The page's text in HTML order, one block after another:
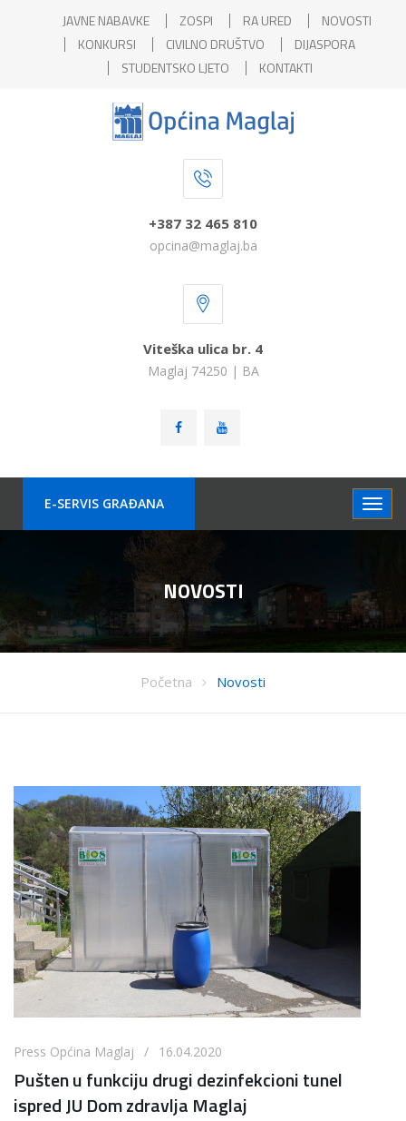
JAVNE NABAVKE ZOSPI RA URED
NOVOSTI
KONKURSI
CIVILNO DRUŠTVO
DIJASPORA
STUDENTSKO LJETO
KONTAKTI
+387 32 465 810
opcina@maglaj.ba
Viteška ulica br. 4
Maglaj 74250 | BA
E-SERVIS GRAÐANA
NOVOSTI
Početna Novosti
Press Općina Maglaj / 16.04.2020
Pušten u funkciju drugi dezinfekcioni tunel
ispred JU Dom zdravlja Maglaj